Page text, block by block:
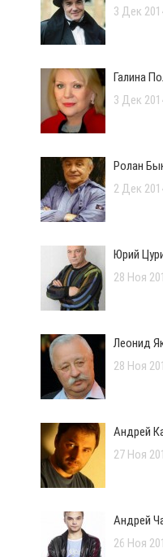
3 Дек
Галина
3 Дек
Ролан
2 Дек
Юрий
28 Ноя
Леонид
28 Ноя
Андрей
27 Ноя
Андрей
26 Ноя